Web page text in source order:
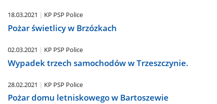
18.03.2021 KP PSP Police
Pożar świetlicy w Brzózkach
02.03.2021 KP PSP Police
Wypadek trzech samochodów w Trzeszczynie.
28.02.2021 KP PSP Police
Pożar domu letniskowego w Bartoszewie